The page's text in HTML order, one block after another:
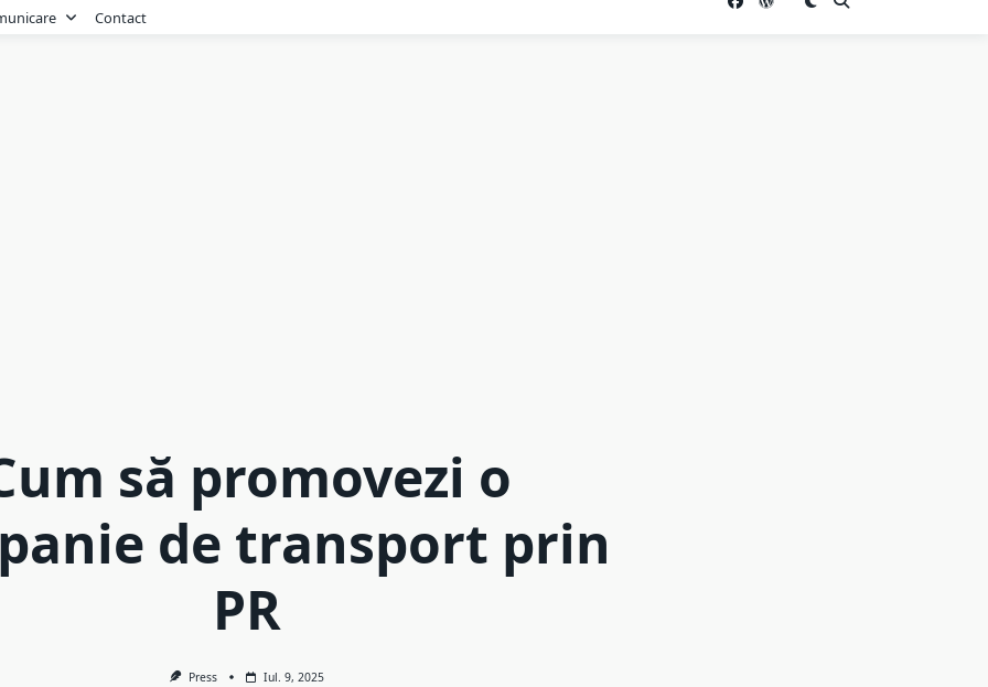
Contact
să promovezi o
de transport prin
PR
Press Iul. 9, 2025